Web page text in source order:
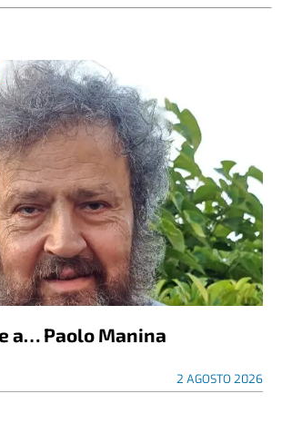
a… Paolo Manina
2 AGOSTO 2026